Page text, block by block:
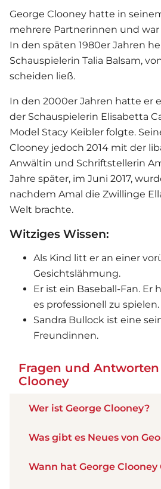
George Clooney hatte in
mehrere Partnerinnen und
In den späten 1980er Jahren
Schauspielerin Talia Balsam,
scheiden ließ.
In den 2000er Jahren hatte er
der Schauspielerin Elisabetta
Model Stacy Keibler folgte.
Clooney jedoch 2014 mit der
Anwältin und Schriftstellerin
Jahre später, im Juni 2017,
nachdem Amal die Zwillinge
Welt brachte.
Witziges Wissen:
Als Kind litt er an einer
Gesichtslähmung.
Er ist ein Baseball-Fan. Er
es professionell zu spielen.
Sandra Bullock ist eine
Freundinnen.
Fragen und Antworten
Clooney
Wer ist George Clooney?
Was gibt es Neues von
Wann hat George